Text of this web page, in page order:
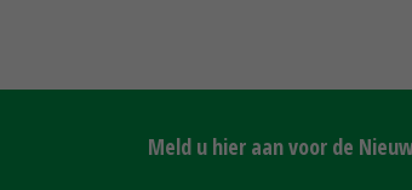
Meld u hier aan voor de